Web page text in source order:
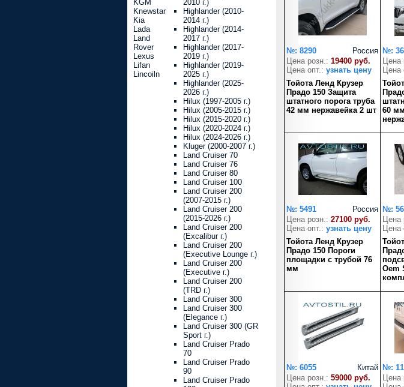
Россия
№: 8290
Цена розн.: 19400 руб.
Цена опт.: узнать цену
Тойота Ленд Крузер
Прадо 150 Защита
штатного порога труба
42 мм нержавейка 2 шт
№:
Цена
Цена
60
Россия
№: 5491
Цена розн.: 27100 руб.
Цена опт.: узнать цену
Тойота Ленд Крузер
Прадо 150 Пороги
площадки с трубой 76
мм
№:
Цена
Цена
Oem
Китай
№: 6055
Цена розн.: 59000 руб.
№:
Цена
KGM
Knewstar
Kia
Lada
Land
Rover
Lexus
Lifan
Lincoiln
2010 г.)
Highlander (2010-
2014 г.)
Highlander (2014-
2017 г.)
Highlander (2017-
2019 г.)
Highlander (2019-
2025 г.)
Highlander (2025-
2026 г.)
Hilux (1997-2005 г.)
Hilux (2005-2015 г.)
Hilux (2015-2020 г.)
Hilux (2020-2024 г.)
Hilux (2024-2026 г.)
Kluger (2000-2007 г.)
Land Cruiser 70
Land Cruiser 76
Land Cruiser 80
Land Cruiser 100
Land Cruiser 200
(2007-2015 г.)
Land Cruiser 200
(2015-2026 г.)
Land Cruiser 200
(Excalibur г.)
Land Cruiser 200
(Executive Lounge г.)
Land Cruiser 200
(Executive г.)
Land Cruiser 200
(TRD г.)
Land Cruiser 300
Land Cruiser 300
(Elegance г.)
Land Cruiser 300 (GR
Sport г.)
Land Cruiser Prado
70
Land Cruiser Prado
90
Land Cruiser Prado